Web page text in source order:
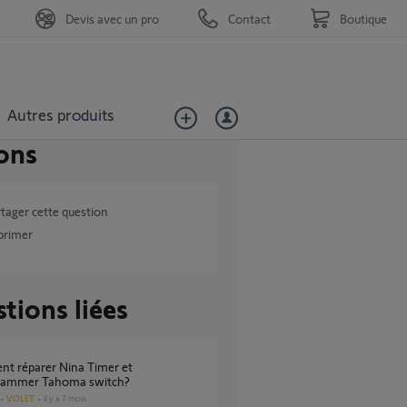
Autres produits
Devis avec un pro Contact Boutique
cette question
liées
Tahoma switch?
VOLET il y a 7 mois